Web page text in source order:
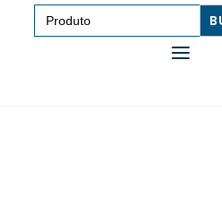
Search
for: